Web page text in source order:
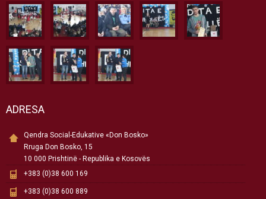
ADRESA
Qendra Social-Edukative «Don Bosko»
Rruga Don Bosko, 15
10 000 Prishtinë - Republika e Kosovës
+383 (0)38 600 169
+383 (0)38 600 889